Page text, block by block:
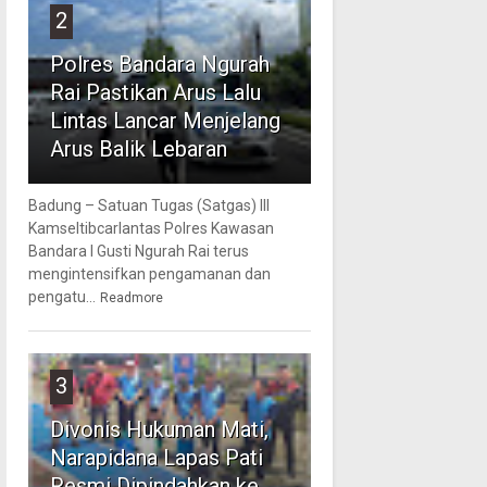
2
Polres Bandara Ngurah
Rai Pastikan Arus Lalu
Lintas Lancar Menjelang
Arus Balik Lebaran
Badung – Satuan Tugas (Satgas) III
Kamseltibcarlantas Polres Kawasan
Bandara I Gusti Ngurah Rai terus
mengintensifkan pengamanan dan
pengatu... Readmore
3
Divonis Hukuman Mati,
Narapidana Lapas Pati